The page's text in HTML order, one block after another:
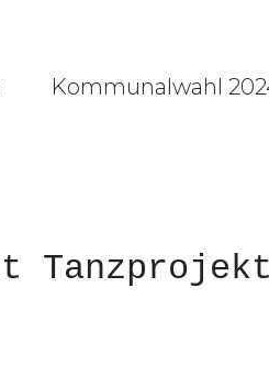
Kommunalwahl